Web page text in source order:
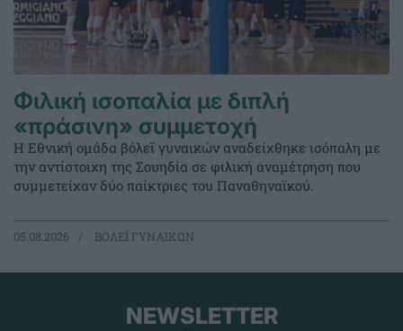
Φιλική ισοπαλία με διπλή
«πράσινη» συμμετοχή
Η Εθνική ομάδα βόλεϊ γυναικών αναδείχθηκε ισόπαλη με
την αντίστοιχη της Σουηδία σε φιλική αναμέτρηση που
συμμετείχαν δύο παίκτριες του Παναθηναϊκού.
05.08.2026 ΒΟΛΕΪ ΓΥΝΑΙΚΩΝ
NEWSLETTER